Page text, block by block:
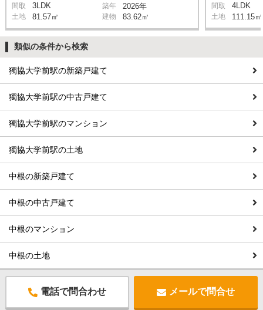
間取 3LDK 築年 2026年
土地 81.57㎡ 建物 83.62㎡
間取 4LDK
土地 111.15㎡
類似の条件から検索
獨協大学前駅の新築戸建て
獨協大学前駅の中古戸建て
獨協大学前駅のマンション
獨協大学前駅の土地
中根の新築戸建て
中根の中古戸建て
中根のマンション
中根の土地
電話で問合わせ メールで問合せ